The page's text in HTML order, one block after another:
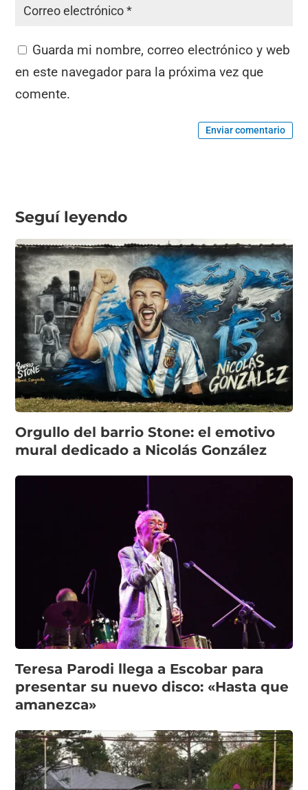
Guarda mi nombre, correo electrónico y web
en este navegador para la próxima vez que
comente.
Enviar comentario
Seguí leyendo
Orgullo del barrio Stone: el emotivo
mural dedicado a Nicolás González
Teresa Parodi llega a Escobar para
presentar su nuevo disco: «Hasta que
amanezca»